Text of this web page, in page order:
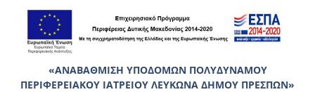
«ΑΝΑΒΑΘΜΙΣΗ ΥΠΟΔΟΜΩΝ ΠΟΛΥΔΥΝΑΜΟΥ
ΠΕΡΙΦΕΡΕΙΑΚΟΥ ΙΑΤΡΕΙΟΥ ΛΕΥΚΩΝΑ ΔΗΜΟΥ ΠΡΕΣΠΩΝ»